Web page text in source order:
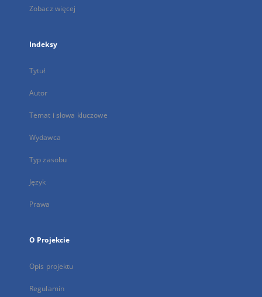
Zobacz więcej
Indeksy
Tytuł
Autor
Temat i słowa kluczowe
Wydawca
Typ zasobu
Język
Prawa
O Projekcie
Opis projektu
Regulamin